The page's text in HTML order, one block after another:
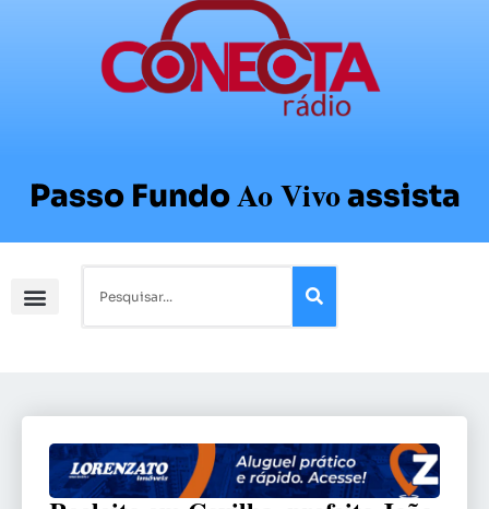
Passo FundoAo Vivoassista